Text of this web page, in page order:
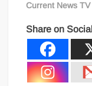
Current News TV
Share on